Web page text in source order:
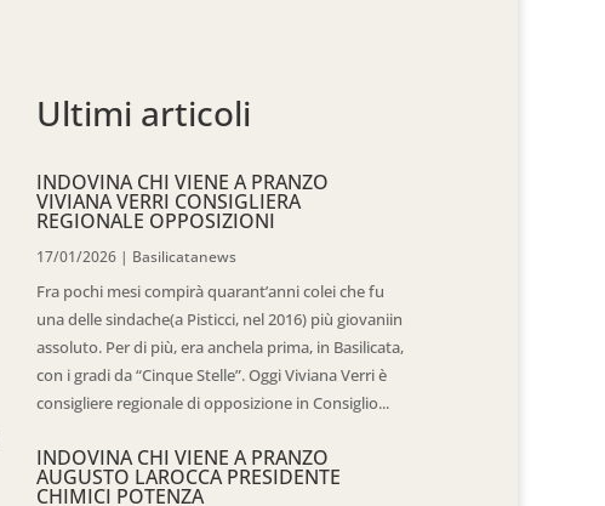
Ultimi articoli
INDOVINA CHI VIENE A PRANZO
VIVIANA VERRI CONSIGLIERA
REGIONALE OPPOSIZIONI
17/01/2026 | Basilicatanews
Fra pochi mesi compirà quarant’anni colei che fu
una delle sindache(a Pisticci, nel 2016) più giovaniin
assoluto. Per di più, era anchela prima, in Basilicata,
con i gradi da “Cinque Stelle”. Oggi Viviana Verri è
consigliere regionale di opposizione in Consiglio...
INDOVINA CHI VIENE A PRANZO
AUGUSTO LAROCCA PRESIDENTE
CHIMICI POTENZA